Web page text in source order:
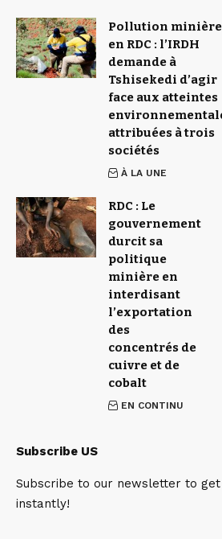
Pollution minière
en RDC : l’IRDH
demande à
Tshisekedi d’agir
face aux atteintes
attribuées à trois
sociétés
À LA UNE
RDC : Le
gouvernement
durcit sa
politique
minière en
interdisant
l’exportation
des
concentrés de
cuivre et de
cobalt
EN CONTINU
Subscribe US
Subscribe to our newsletter to
instantly!